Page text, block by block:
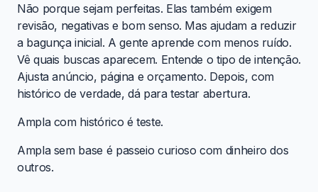
Não porque sejam perfeitas. Elas também exigem
revisão, negativas e bom senso. Mas ajudam a reduzir
a bagunça inicial. A gente aprende com menos ruído.
Vê quais buscas aparecem. Entende o tipo de intenção.
Ajusta anúncio, página e orçamento. Depois, com
histórico de verdade, dá para testar abertura.
Ampla com histórico é teste.
Ampla sem base é passeio curioso com dinheiro dos
outros.